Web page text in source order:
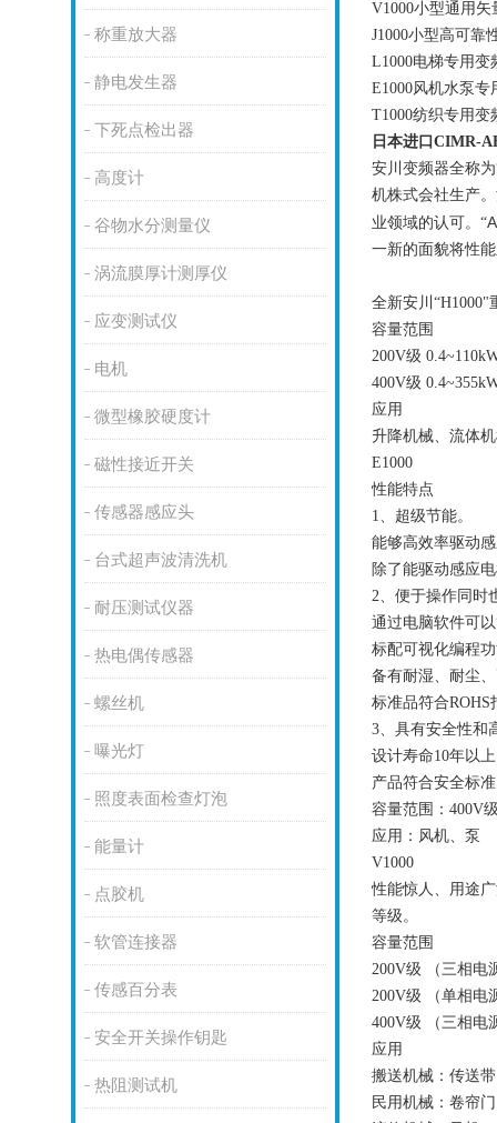
称重放大器
静电发生器
下死点检出器
高度计
谷物水分测量仪
涡流膜厚计测厚仪
应变测试仪
电机
微型橡胶硬度计
磁性接近开关
传感器感应头
台式超声波清洗机
耐压测试仪器
热电偶传感器
螺丝机
曝光灯
照度表面检查灯泡
能量计
点胶机
软管连接器
传感百分表
安全开关操作钥匙
热阻测试机
V1000小型通用矢
J1000小型高可靠
L1000电梯专用变
E1000风机水泵专
T1000纺织专用
日本进口CIMR-
安川变频器全称为
机株式会社生产
业领域的认可。 “
一新的面貌将性
全新安川 “H1000"
容量范围
200V级
400V级
应用
升降机械、流体
E1000
性能特点
1、超级节能。
能够高效率驱动
除了能驱动感应
2、便于操作同时
通过电脑软件可
标配可视化编程
备有耐湿、耐尘
标准品符合ROHS
3、具有安全性和
设计寿命10年以
产品符合安全标
容量范围： 400V
应用：风机、泵
V1000
性能惊人、用途
等级。
容量范围
200V级 （三相电
200V级 （单相电
400V级 （三相电
应用
搬送机械：传送
民用机械：卷帘门